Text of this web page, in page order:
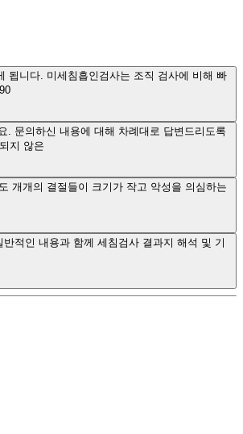
됩니다. 미세침흡인검사는 조직 검사에 비해 빠
. 문의하신 내용에 대해 차례대로 답변드리도록
지 않은
개개의 결절들이 크기가 작고 악성을 의심하는
적인 내용과 함께 세침검사 결과지 해석 및 기